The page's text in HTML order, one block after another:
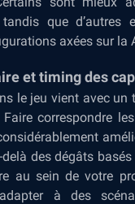
que d’autres
axées sur la
et timing des
le jeu vient avec un
correspondre
des dégâts basés
au sein de votre
à des